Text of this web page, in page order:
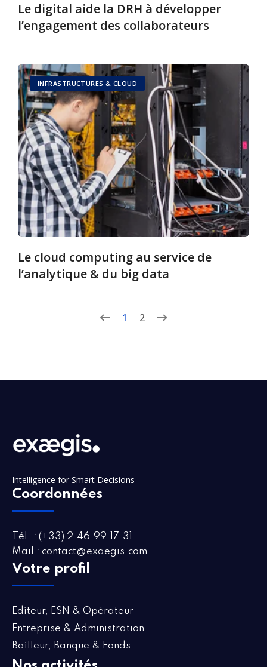
Le digital aide la DRH à développer
l’engagement des collaborateurs
INFRASTRUCTURES & CLOUD
Le cloud computing au service de
l’analytique & du big data
1 2
Intelligence for Smart Decisions
Coordonnées
Tél. : (+33) 2.46.99.17.31
Mail : contact@exaegis.com
Votre profil
Editeur, ESN & Opérateur
Entreprise & Administration
Bailleur, Banque & Fonds